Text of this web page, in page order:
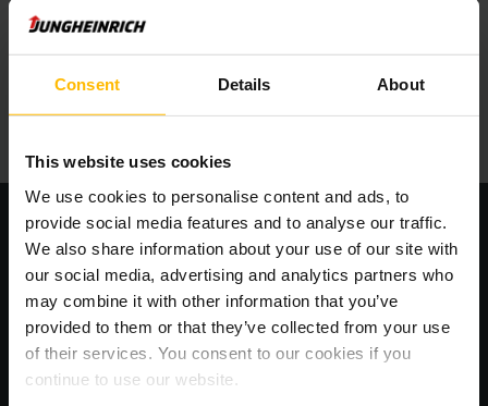
Consent Details About
This website uses cookies
We use cookies to personalise content and ads, to
provide social media features and to analyse our traffic.
We also share information about your use of our site with
our social media, advertising and analytics partners who
may combine it with other information that you’ve
provided to them or that they’ve collected from your use
of their services. You consent to our cookies if you
continue to use our website.
ĎALŠIE INFORMÁCIE